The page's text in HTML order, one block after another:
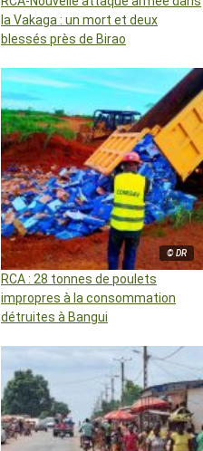
la Vakaga : un mort et deux
blessés près de Birao
© DR
RCA : 28 tonnes de poulets
impropres à la consommation
détruites à Bangui